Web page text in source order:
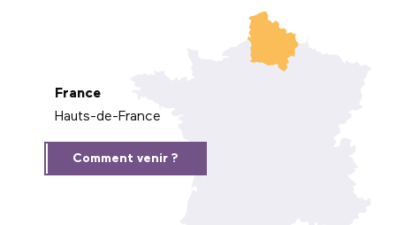
France
Hauts-de-France
Comment venir ?